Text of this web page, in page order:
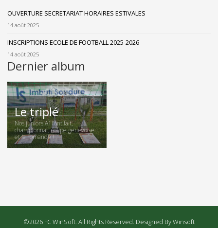
OUVERTURE SECRETARIAT HORAIRES ESTIVALES
14 août 2025
INSCRIPTIONS ECOLE DE FOOTBALL 2025-2026
14 août 2025
Dernier album
Le triplé
Nos juniors A1l’ont fait,
championnat, coupe genevoise
et la romande !
©2026 FC WinSoft. All Rights Reserved. Designed By Winsoft